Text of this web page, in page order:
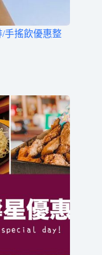
手搖飲優惠整